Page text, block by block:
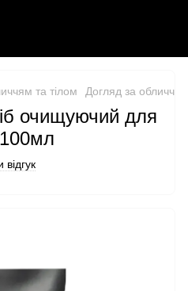
та тілом Догляд за
очищуючий для